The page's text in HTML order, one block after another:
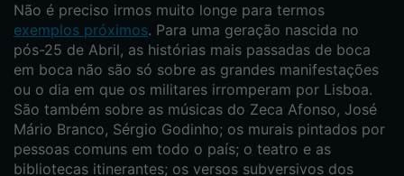
Não é preciso irmos muito longe para termos
exemplos próximos. Para uma geração nascida no
pós-25 de Abril, as histórias mais passadas de boca
em boca não são só sobre as grandes manifestações
ou o dia em que os militares irromperam por Lisboa.
São também sobre as músicas do Zeca Afonso, José
Mário Branco, Sérgio Godinho; os murais pintados por
pessoas comuns em todo o país; o teatro e as
bibliotecas itinerantes; os versos subversivos dos